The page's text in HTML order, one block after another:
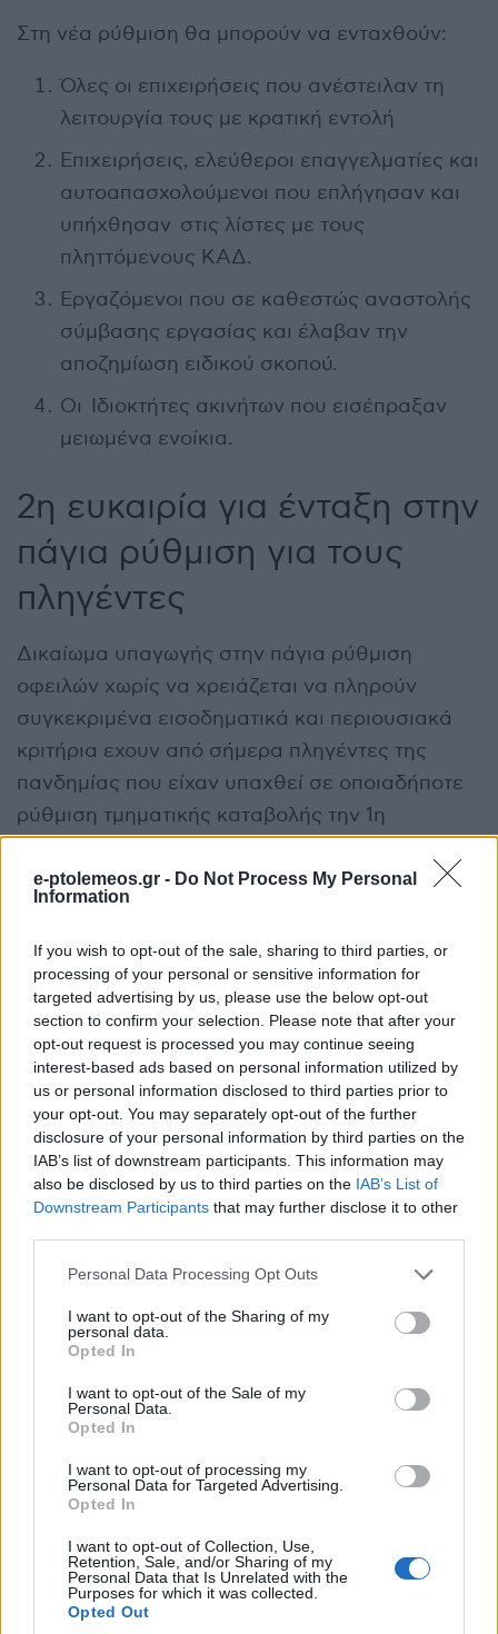
e-ptolemeos.gr - Do Not Process My Personal
Information
If you wish to opt-out of the sale, sharing to third parties, or
processing of your personal or sensitive information for
targeted advertising by us, please use the below opt-out
section to confirm your selection. Please note that after your
opt-out request is processed you may continue seeing
interest-based ads based on personal information utilized by
us or personal information disclosed to third parties prior to
your opt-out. You may separately opt-out of the further
disclosure of your personal information by third parties on the
IAB’s list of downstream participants. This information may
also be disclosed by us to third parties on the IAB’s List of
Downstream Participants that may further disclose it to other
Please note that this website/app uses one or more Google
not limited to your visit or usage behaviour. You may click to
grant or deny consent to Google and its third-party tags to
use your data for below specified purposes in below Google
consent section.
Personal Data Processing Opt Outs
I want to opt-out of the Sharing of my
personal data.
Opted In
I want to opt-out of the Sale of my
Personal Data.
Opted In
I want to opt-out of processing my
Personal Data for Targeted Advertising.
Opted In
I want to opt-out of Collection, Use,
Retention, Sale, and/or Sharing of my
Personal Data that Is Unrelated with the
Purposes for which it was collected.
Opted Out
Στη νέα ρύθμιση θα μπορούν να ενταχθούν:
Όλες οι επιχειρήσεις που ανέστειλαν τη
λειτουργία τους με κρατική εντολή
Επιχειρήσεις, ελεύθεροι επαγγελματίες και
αυτοαπασχολούμενοι που επλήγησαν και
υπήχθησαν στις λίστες με τους
πληττόμενους ΚΑΔ.
Εργαζόμενοι που σε καθεστώς αναστολής
σύμβασης εργασίας και έλαβαν την
αποζημίωση ειδικού σκοπού.
Οι Ιδιοκτήτες ακινήτων που εισέπραξαν
μειωμένα ενοίκια.
2η ευκαιρία για ένταξη στην
πάγια ρύθμιση για τους
πληγέντες
Δικαίωμα υπαγωγής στην πάγια ρύθμιση
οφειλών χωρίς να χρειάζεται να πληρούν
συγκεκριμένα εισοδηματικά και περιουσιακά
κριτήρια εχουν από σήμερα πληγέντες της
πανδημίας που είχαν υπαχθεί σε οποιαδήποτε
ρύθμιση τμηματικής καταβολής την 1η
συνέχεια. Αντίθετα, για όλους τους υπόλοιπους
για την 1η Οκτωβρίου αφού καθοριστούν τα
εισοδηματικά και περιουσιακά κριτήρια για την
υπαγωγή των οφειλών στη ρύθμιση.
Η δυνατότητα υπαγωγής στην πάγια ρύθμιση
ισχύει :